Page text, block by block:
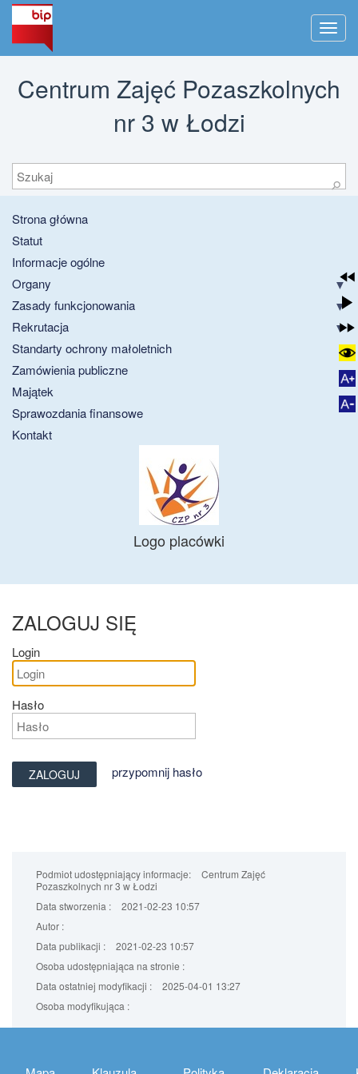
Menu
Centrum Zajęć Pozaszkolnych
nr 3 w Łodzi
Szukaj
⚲
Strona główna
Statut
Informacje ogólne
Organy
Zasady funkcjonowania
Rekrutacja
Standarty ochrony małoletnich
Zamówienia publiczne
Majątek
Sprawozdania finansowe
Kontakt
Logo placówki
ZALOGUJ SIĘ
Login
Hasło
przypomnij hasło
Podmiot udostępniający informacje:
Centrum Zajęć
Pozaszkolnych nr 3 w Łodzi
Data stworzenia :
2021-02-23 10:57
Autor :
Data publikacji :
2021-02-23 10:57
Osoba udostępniająca na stronie :
Data ostatniej modyfikacji :
2025-04-01 13:27
Osoba modyfikująca :